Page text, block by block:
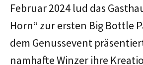
Februar 2024 lud das
Horn“ zur ersten Big Bottle
dem Genussevent
namhafte Winzer ihre